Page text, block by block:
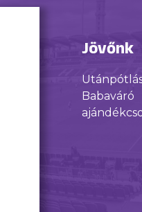
Jövőnk
Babaváró